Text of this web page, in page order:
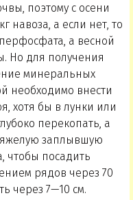
поэтому с осени
навоза, а если нет, то
а весной
Но для получения
минеральных
необходимо внести
хотя бы в лунки или
перекопать, а
заплывшую
чтобы посадить
рядов через 70
через 7—10 см.